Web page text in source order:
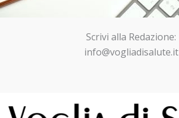
Scrivi alla Redazione:
info@vogliadisalute.it